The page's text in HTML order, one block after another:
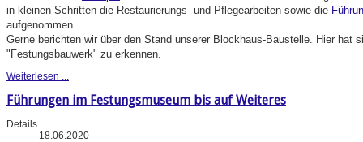
in kleinen Schritten die Restaurierungs- und Pflegearbeiten sowie die
aufgenommen.
Gerne berichten wir über den Stand unserer Blockhaus-Baustelle. Hier hat
"Festungsbauwerk" zu erkennen.
Weiterlesen ...
Führungen im Festungsmuseum bis auf Weiteres
Details
18.06.2020